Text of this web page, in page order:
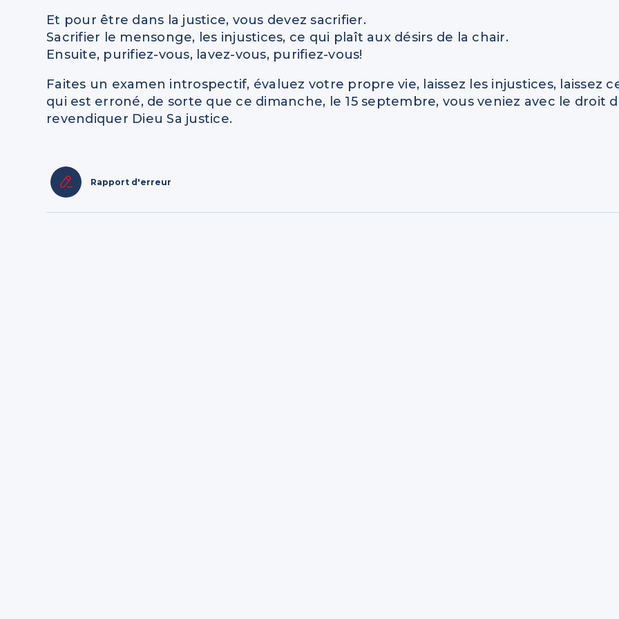
Et pour être dans la justice, vous devez sacrifier.
Sacrifier le mensonge, les injustices, ce qui plaît aux désirs de la chair.
Ensuite, purifiez-vous, lavez-vous, purifiez-vous!
Faites un examen introspectif, évaluez votre propre vie, laissez les injustices, laissez
qui est erroné, de sorte que ce dimanche, le 15 septembre, vous veniez avec le droit
revendiquer Dieu Sa justice.
Rapport d'erreur